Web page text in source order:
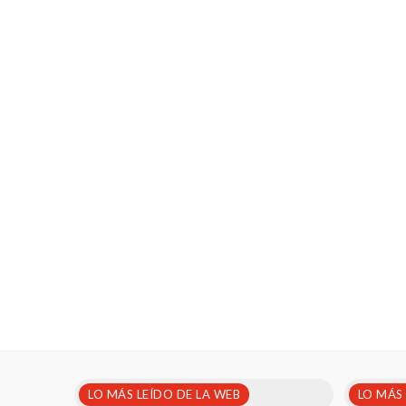
LO MÁS LEÍDO DE LA WEB LO